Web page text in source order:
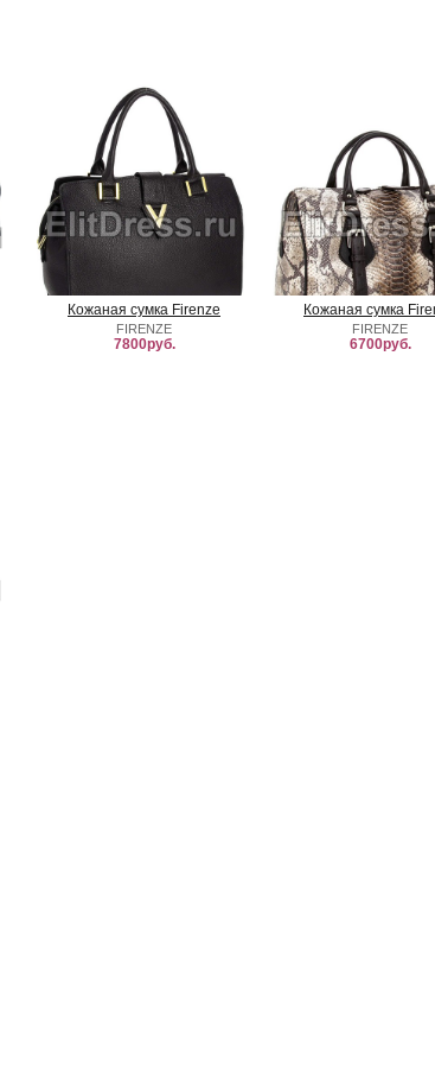
Кожаная сумка Firenze
FIRENZE
7800руб.
Кожаная сумка
FIRENZE
6700руб.